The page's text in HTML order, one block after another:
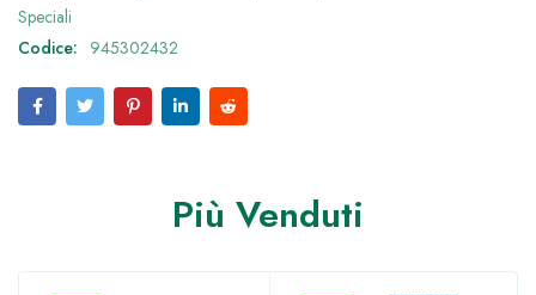
Speciali
Codice: 945302432
Più Venduti